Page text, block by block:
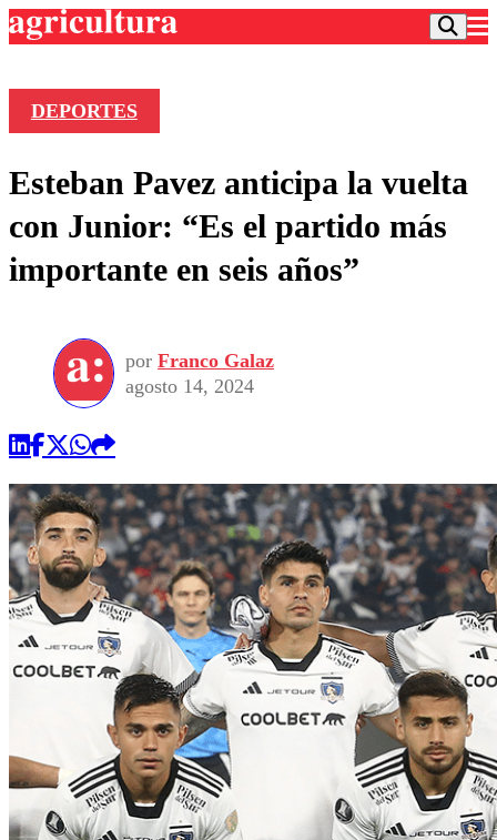
Frecuencias
Agricultura TV
Deportes
Colo Colo
Seleccion Chilena
Torneo Internacional
Universidad de Chile
Entretención
Economía
Internacional
Sustentabilidad
Publicaciones en medios
Opinión
DEPORTES
Esteban Pavez anticipa la vuelta
con Junior: “Es el partido más
importante en seis años”
por Franco Galaz
agosto 14, 2024